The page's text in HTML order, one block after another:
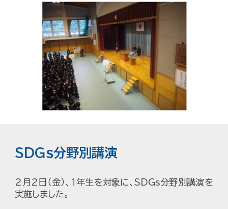
SDGs分野別講演
2月2日（金）、１年生を対象に、SDGs分野別講演を
実施しました。